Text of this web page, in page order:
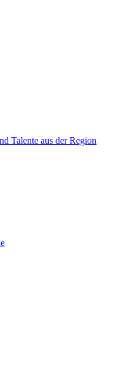
Talente aus der Region